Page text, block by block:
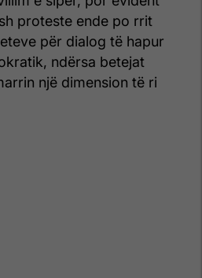
proteste ende po rrit
për dialog të hapur
ndërsa betejat
një dimension të ri